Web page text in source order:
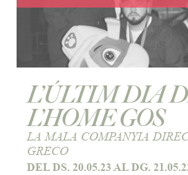
L’ÚLTIM DIA
L’HOME GOS
LA MALA COMPANYIA
GRECO
DEL DS. 20.05.23 AL DG.